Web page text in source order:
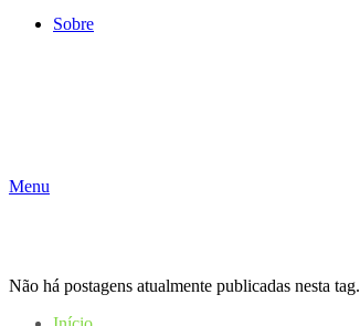
Sobre
Menu
Não há postagens atualmente publicadas nesta tag.